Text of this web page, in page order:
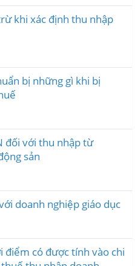
khi xác định thu nhập
bị những gì khi bị
đối với thu nhập từ
sản
doanh nghiệp giáo dục
điểm có được tính vào chi